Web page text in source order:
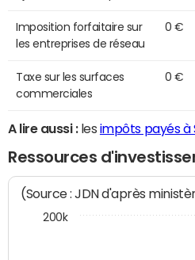
Imposition forfaitaire sur
les entreprises de réseau
0 €
Taxe sur les surfaces
commerciales
0 €
A lire aussi :les impôts payés à
Ressources
(Source : JDN d'après
200k